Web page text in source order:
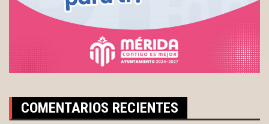
COMENTARIOS RECIENTES